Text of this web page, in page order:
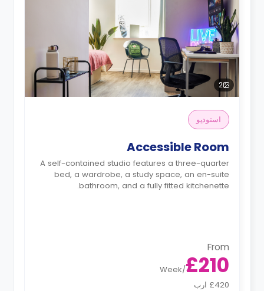
2
استوديو
Accessible Room
A self-contained studio features a three-quarter
bed, a wardrobe, a study space, an en-suite
bathroom, and a fully fitted kitchenette.
From
£210
/
Week
£420 ارب